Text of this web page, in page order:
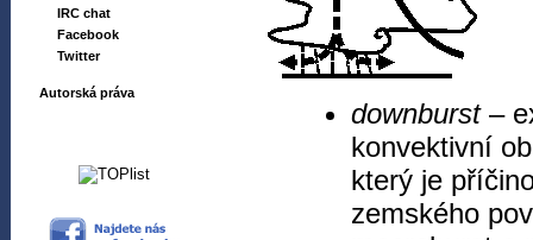
IRC chat
Facebook
Twitter
Autorská práva
downburst–
konvektivní
který je
zemského